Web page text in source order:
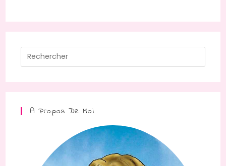
A Propos De Moi